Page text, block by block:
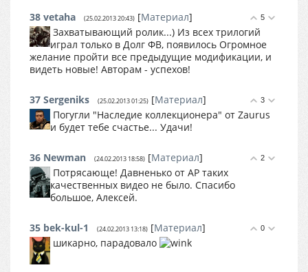
5
38 vetaha (25.02.2013 20:43) [Материал]
Захватывающий ролик...) Из всех трилогий
играл только в Долг ФВ, появилось Огромное
желание пройти все предыдущие модификации, и
видеть новые! Авторам - успехов!
3
37 Sergeniks (25.02.2013 01:25) [Материал]
Погугли "Наследие коллекционера" от Zaurus
и будет тебе счастье... Удачи!
2
36 Newman (24.02.2013 18:58) [Материал]
Потрясающе! Давненько от AP таких
качественных видео не было. Спасибо
большое, Алексей.
0
35 bek-kul-1 (24.02.2013 13:18) [Материал]
шикарно, парадовало